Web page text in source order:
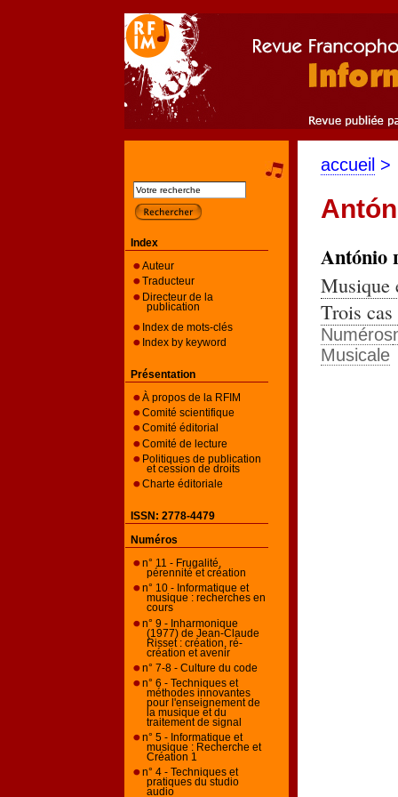
accueil >
António
Musique
Trois cas
Numéros
Musicale
Index
Auteur
Traducteur
Directeur de la
publication
Index de mots-clés
Index by keyword
Présentation
À propos de la RFIM
Comité scientifique
Comité éditorial
Comité de lecture
Politiques de publication
et cession de droits
Charte éditoriale
ISSN: 2778-4479
Numéros
n° 11 - Frugalité,
pérennité et création
n° 10 - Informatique et
musique : recherches en
cours
n° 9 - Inharmonique
(1977) de Jean-Claude
Risset : création, ré-
création et avenir
n° 7-8 - Culture du code
n° 6 - Techniques et
méthodes innovantes
pour l'enseignement de
la musique et du
traitement de signal
n° 5 - Informatique et
musique : Recherche et
Création 1
n° 4 - Techniques et
pratiques du studio
audio